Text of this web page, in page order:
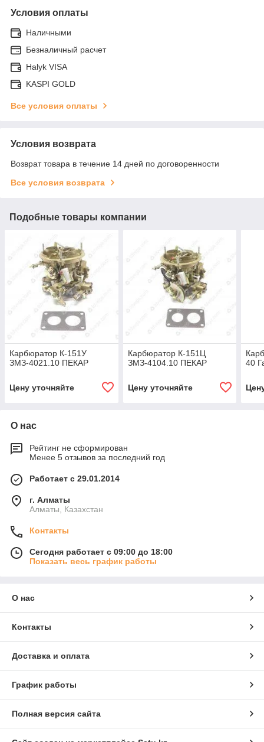
Условия оплаты
Наличными
Безналичный расчет
Halyk VISA
KASPI GOLD
Все условия оплаты
Условия возврата
Возврат товара в течение 14 дней по договоренности
Все условия возврата
Подобные товары компании
Карбюратор К-151У
ЗМЗ-4021.10 ПЕКАР
Цену уточняйте
Карбюратор К-151Ц
ЗМЗ-4104.10 ПЕКАР
Цену уточняйте
40
О нас
Рейтинг не сформирован
Менее 5 отзывов за последний год
Работает с 29.01.2014
г. Алматы
Алматы, Казахстан
Контакты
Сегодня работает с 09:00 до 18:00
Показать весь график работы
О нас
Контакты
Доставка и оплата
График работы
Полная версия сайта